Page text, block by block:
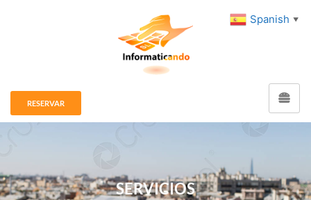
RESERVAR
SERVICIOS
Spanish ▼